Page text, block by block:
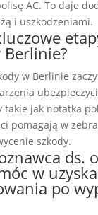
AC. To daje
i uszkodzeniami.
Berlinie?
w Berlinie
takie jak notatka
pomagają w
szkody.
ds.
w
po